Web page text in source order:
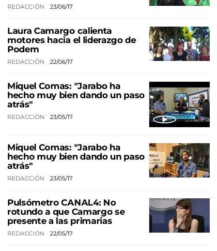
REDACCIÓN 23/06/17
Laura Camargo calienta
motores hacia el liderazgo de
Podem
REDACCIÓN 22/06/17
Miquel Comas: "Jarabo ha
hecho muy bien dando un paso
atrás"
REDACCIÓN 23/05/17
Miquel Comas: "Jarabo ha
hecho muy bien dando un paso
atrás"
REDACCIÓN 23/05/17
Pulsómetro CANAL4: No
rotundo a que Camargo se
presente a las primarias
REDACCIÓN 22/05/17